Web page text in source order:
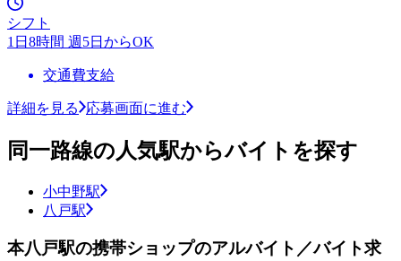
シフト
1日8時間 週5日からOK
交通費支給
詳細を見る 応募画面に進む
同一路線の人気駅からバイトを探す
小中野駅
八戸駅
本八戸駅の携帯ショップのアルバイト／バイト求